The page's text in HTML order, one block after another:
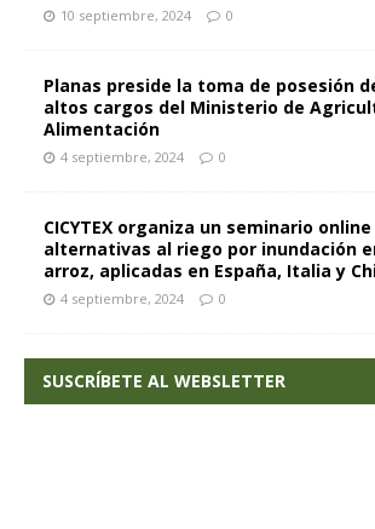
10 septiembre, 2024 0
Planas preside la toma de posesión
altos cargos del Ministerio de
Alimentación
4 septiembre, 2024 0
CICYTEX organiza un seminario
alternativas al riego por inundación
arroz, aplicadas en España, Italia y
4 septiembre, 2024 0
SUSCRÍBETE AL WEBSLETTER